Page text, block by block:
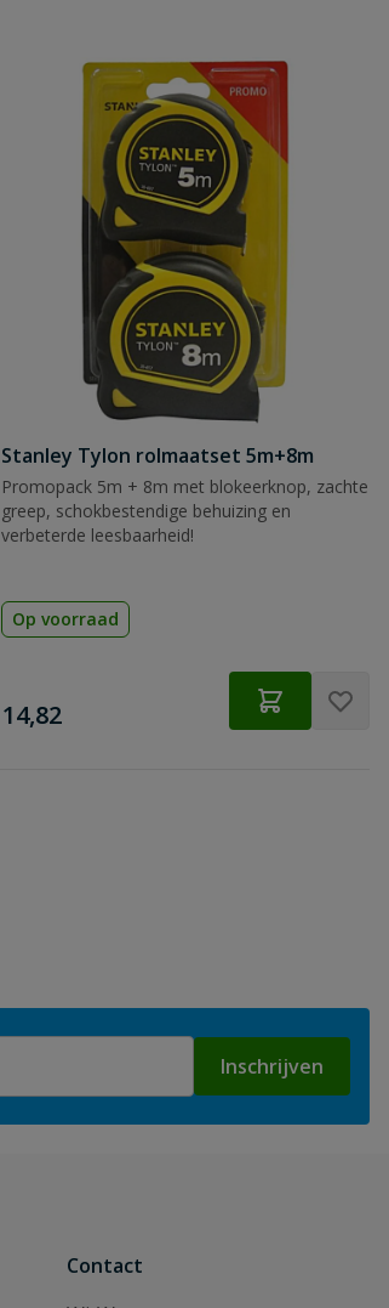
Stanley Tylon rolmaatset 5m+8m
Promopack 5m + 8m met blokeerknop, zachte
greep, schokbestendige behuizing en
verbeterde leesbaarheid!
Op voorraad
€
14,82
Inschrijven
Contact